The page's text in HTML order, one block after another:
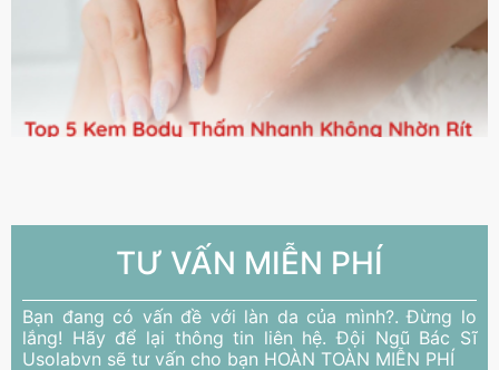
TƯ VẤN MIỄN PHÍ
Bạn đang có vấn đề với làn da của mình?. Đừng lo
lắng! Hãy để lại thông tin liên hệ. Đội Ngũ Bác Sĩ
Usolabvn sẽ tư vấn cho bạn HOÀN TOÀN MIỄN PHÍ